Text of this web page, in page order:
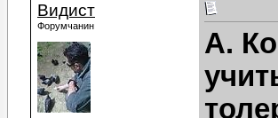
Видист
Форумчанин
А.